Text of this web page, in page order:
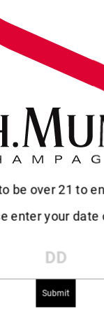
be over 21 to
enter your date